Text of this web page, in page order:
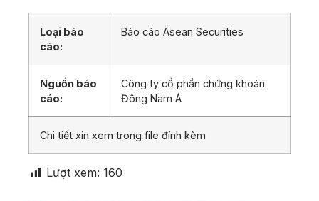
Loại báo
cáo:
Báo cáo Asean Securities
Nguồn báo
cáo:
Công ty cổ phần chứng khoán
Đông Nam Á
Chi tiết xin xem trong file đính kèm
Lượt xem: 160